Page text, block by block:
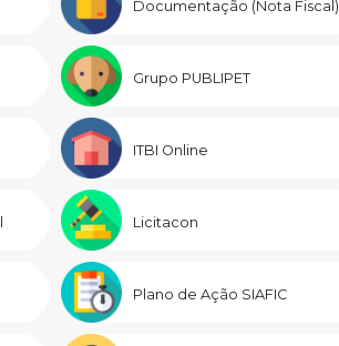
Documentação (Nota Fiscal)
Grupo PUBLIPET
ITBI Online
Licitacon
Plano de Ação SIAFIC